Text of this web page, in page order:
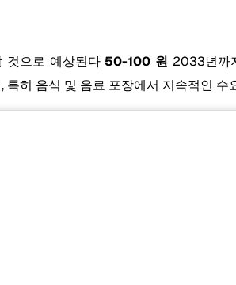
으로 예상된다 50-100 원 2033년까
히 음식 및 음료 포장에서 지속적인 수